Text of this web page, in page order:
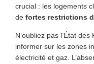
crucial : les logements
de fortes restrictions
N’oubliez pas l’État
informer sur les zones
électricité et gaz.